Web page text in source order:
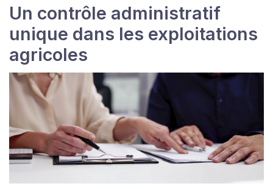
Un contrôle administratif
unique dans les exploitations
agricoles